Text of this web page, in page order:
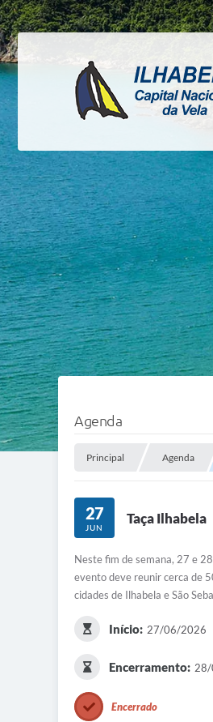
Agenda
Principal Agenda
27
JUN
Taça Ilhabela
Neste fim de semana, 27 e
evento deve reunir cerca de
cidades de Ilhabela e São
Início: 27/06/2026
Encerramento:
Encerrado